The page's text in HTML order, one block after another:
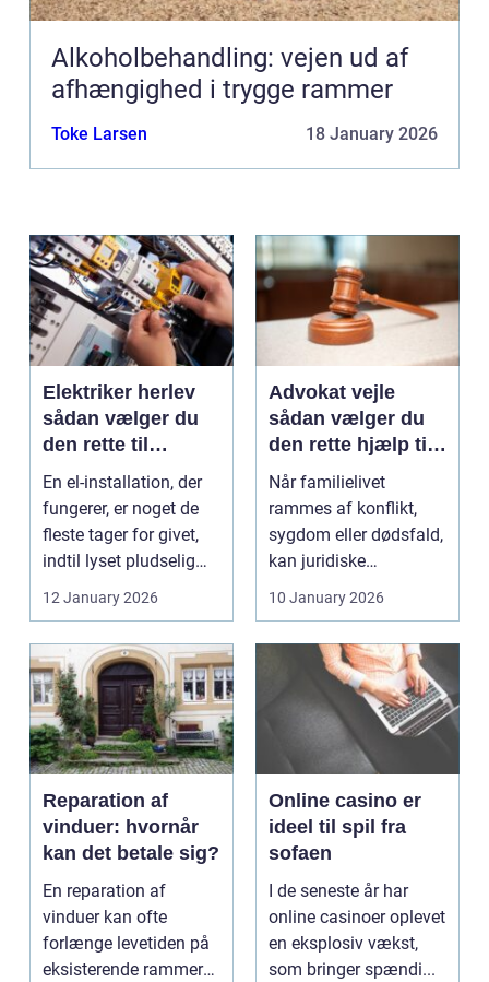
Alkoholbehandling: vejen ud af
afhængighed i trygge rammer
Toke Larsen 18 January 2026
Elektriker herlev
sådan vælger du
den rette til
opgaven
En el-installation, der
fungerer, er noget de
fleste tager for givet,
indtil lyset pludselig
går, el...
12 January 2026
Advokat vejle
sådan vælger du
den rette hjælp til
familien
Når familielivet
rammes af konflikt,
sygdom eller dødsfald,
kan juridiske
spørgsmål hurtigt
vokse si...
10 January 2026
Reparation af
vinduer: hvornår
kan det betale sig?
En reparation af
vinduer kan ofte
forlænge levetiden på
eksisterende rammer
Online casino er
ideel til spil fra
sofaen
I de seneste år har
online casinoer oplevet
en eksplosiv vækst,
som bringer spændi...